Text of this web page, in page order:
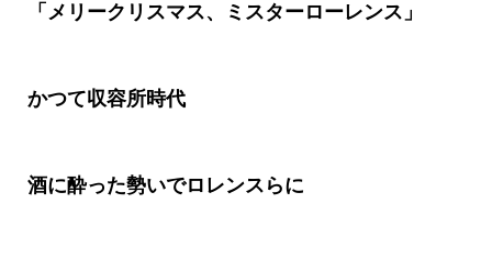
「メリークリスマス、ミスターローレンス」
かつて収容所時代
酒に酔った勢いでロレンスらに